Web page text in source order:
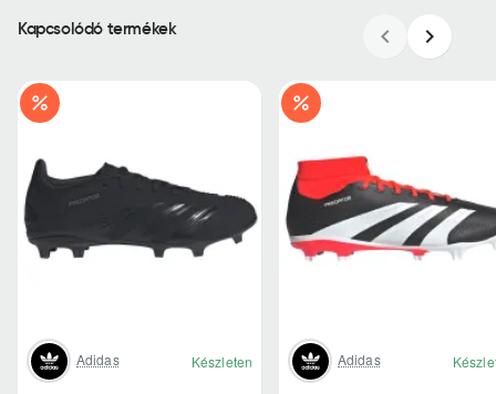
Kapcsolódó termékek
Adidas Készleten Adidas